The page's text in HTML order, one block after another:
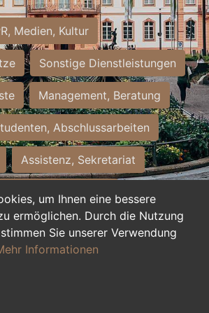
um Ihnen eine bessere
ermöglichen. Durch die Nutzung
Sie unserer Verwendung
Informationen
Medien, Kultur
Sonstige Dienstleistungen
Management, Beratung
Abschlussarbeiten
Assistenz, Sekretariat
und Nebenjobs
Materialwirtschaft
duale Ausbildung